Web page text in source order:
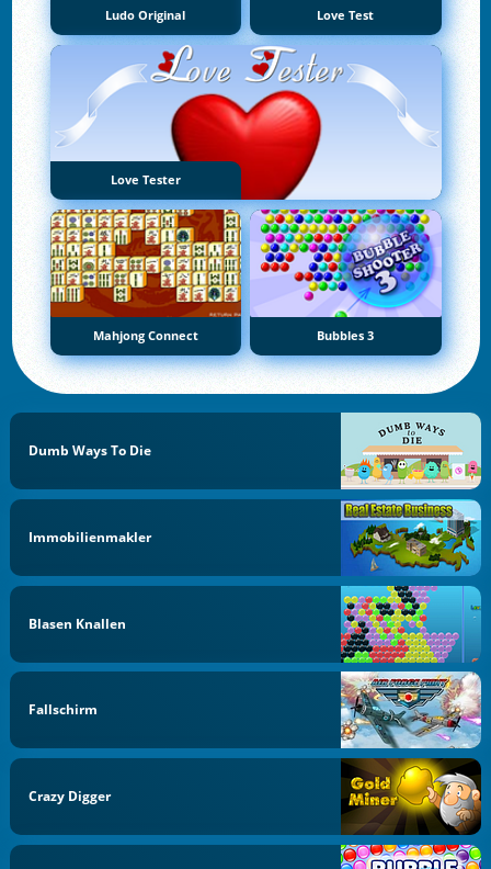
Ludo Original Love Test
Love Tester
Mahjong Connect Bubbles 3
Dumb Ways To Die
Immobilienmakler
Blasen Knallen
Fallschirm
Crazy Digger